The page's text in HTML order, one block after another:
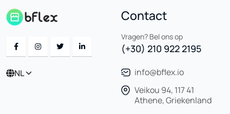
NL
Contact
Vragen? Bel ons op
(+30) 210 922 2195
info@bflex.io
Veikou 94, 117 41
Athene, Griekenland